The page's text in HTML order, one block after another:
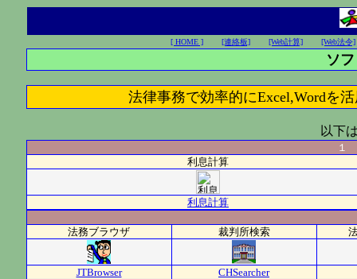
[ HOME ] [連絡板] [Web計算] [Web法令]
ソ
法律事務で効率的にExcel,Word
以下
１
利息計算
利息計算
法務ブラウザ 裁判所検索
JTBrowser
CHSearcher